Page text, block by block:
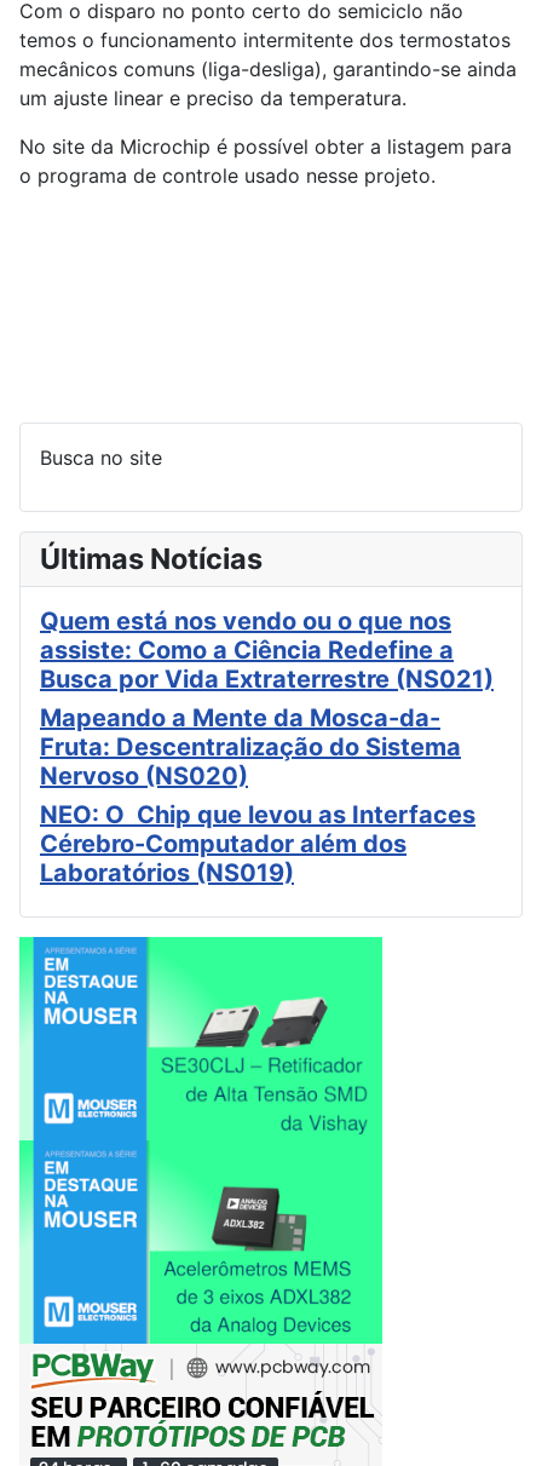
Com o disparo no ponto certo do semiciclo não
temos o funcionamento intermitente dos termostatos
mecânicos comuns (liga-desliga), garantindo-se ainda
um ajuste linear e preciso da temperatura.
No site da Microchip é possível obter a listagem para
o programa de controle usado nesse projeto.
Busca no site
Últimas Notícias
Quem está nos vendo ou o que nos
assiste: Como a Ciência Redefine a
Busca por Vida Extraterrestre (NS021)
Mapeando a Mente da Mosca-da-
Fruta: Descentralização do Sistema
Nervoso (NS020)
NEO: O Chip que levou as Interfaces
Cérebro-Computador além dos
Laboratórios (NS019)